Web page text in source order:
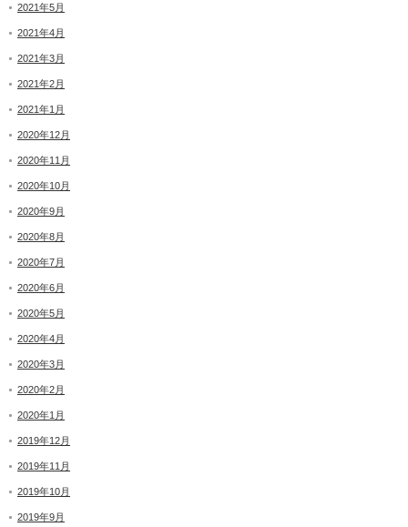
2021年5月
2021年4月
2021年3月
2021年2月
2021年1月
2020年12月
2020年11月
2020年10月
2020年9月
2020年8月
2020年7月
2020年6月
2020年5月
2020年4月
2020年3月
2020年2月
2020年1月
2019年12月
2019年11月
2019年10月
2019年9月